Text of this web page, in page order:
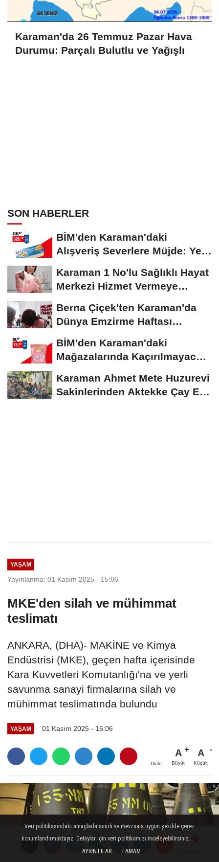
Karaman'da 26 Temmuz Pazar Hava
Durumu: Parçalı Bulutlu ve Yağışlı
SON HABERLER
BİM'den Karaman'daki
Alışveriş Severlere Müjde: Yeni
Karaman 1 No'lu Sağlıklı Hayat
Merkezi Hizmet Vermeye
Berna Çiçek'ten Karaman'da
Dünya Emzirme Haftası
Etkinliğine Ziyaret
BİM'den Karaman'daki
Mağazalarında Kaçırılmayacak
Karaman Ahmet Mete Huzurevi
Sakinlerinden Aktekke Çay Evi
YAŞAM
Yayınlanma: 01 Kasım 2025 - 15:06
MKE'den silah ve mühimmat
teslimatı
ANKARA, (DHA)- MAKİNE ve Kimya
Endüstrisi (MKE), geçen hafta içerisinde
Kara Kuvvetleri Komutanlığı'na ve yerli
savunma sanayi firmalarına silah ve
mühimmat teslimatında bulundu
YAŞAM 01 Kasım 2025 - 15:06
Dinle
A
Büyüt
A
Küçült
Veri politikasındaki amaçlarla sınırlı ve mevzuata uygun şekilde çerez
konumlandırmaktayız. Detaylar için veri politikamızı inceleyebilirsiniz...
AYRINTILAR
TAMAM